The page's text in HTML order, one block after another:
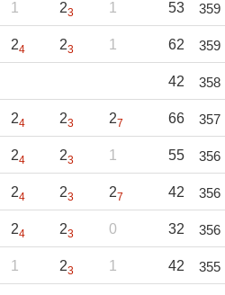
1 23 1 53 359
24 23 1 62 359
42 358
24 23 27 66 357
24 23 1 55 356
24 23 27 42 356
24 23 0 32 356
1 23 1 42 355